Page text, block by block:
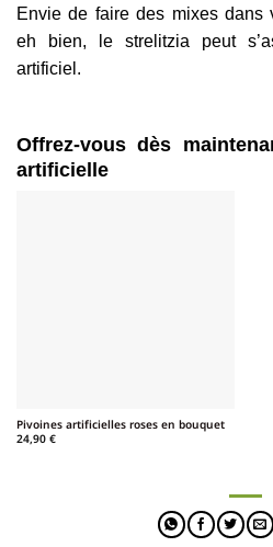
Envie de faire des mixes dans
eh bien, le strelitzia peut
artificiel.
Offrez-vous dès
artificielle
Pivoines artificielles roses en bouquet
24,90 €